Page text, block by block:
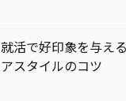
就活で好印象を与え
アスタイルのコツ